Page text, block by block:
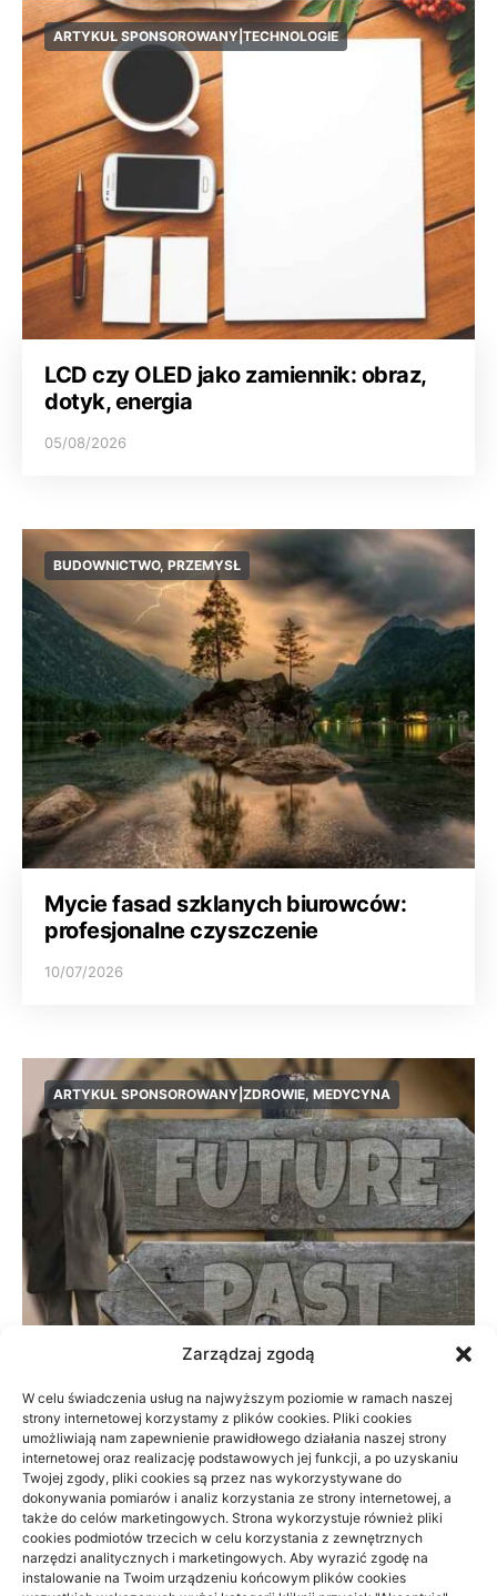
Zarządzaj zgodą
W celu świadczenia usług na najwyższym poziomie w ramach naszej
strony internetowej korzystamy z plików cookies. Pliki cookies
umożliwiają nam zapewnienie prawidłowego działania naszej strony
internetowej oraz realizację podstawowych jej funkcji, a po uzyskaniu
Twojej zgody, pliki cookies są przez nas wykorzystywane do
dokonywania pomiarów i analiz korzystania ze strony internetowej, a
także do celów marketingowych. Strona wykorzystuje również pliki
cookies podmiotów trzecich w celu korzystania z zewnętrznych
narzędzi analitycznych i marketingowych. Aby wyrazić zgodę na
instalowanie na Twoim urządzeniu końcowym plików cookies
ARTYKUŁ SPONSOROWANY|TECHNOLOGIE
LCD czy OLED jako zamiennik: obraz,
dotyk, energia
05/08/2026
BUDOWNICTWO, PRZEMYSŁ
Mycie fasad szklanych biurowców:
profesjonalne czyszczenie
10/07/2026
ARTYKUŁ SPONSOROWANY|ZDROWIE, MEDYCYNA
Prywatnie czy na NFZ: fizjoterapia przy
braku czasu
23/06/2026